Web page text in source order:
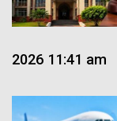
2026 11:41 am